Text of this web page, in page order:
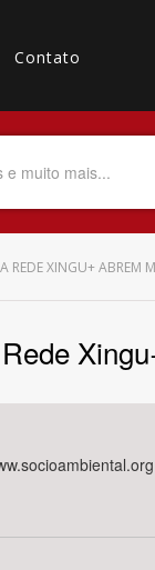
Contato
Até
REDE XINGU+ ABREM